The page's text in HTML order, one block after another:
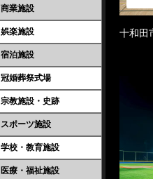
商業施設
娯楽施設
宿泊施設
冠婚葬祭式場
宗教施設・史跡
スポーツ施設
学校・教育施設
医療・福祉施設
十和田